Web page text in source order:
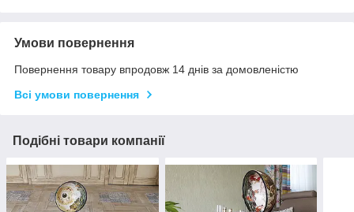
Умови повернення
Повернення товару впродовж 14 днів за домовленістю
Всі умови повернення
Подібні товари компанії